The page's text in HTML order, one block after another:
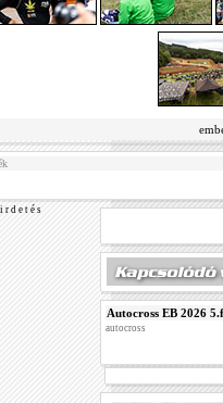
r d e t é s
Autocross EB 2026
autocross